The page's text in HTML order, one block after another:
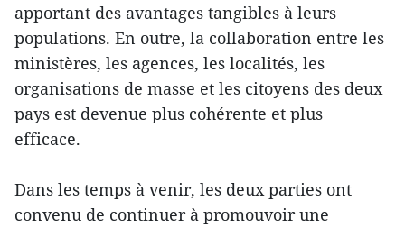
apportant des avantages tangibles à leurs
populations. En outre, la collaboration entre les
ministères, les agences, les localités, les
organisations de masse et les citoyens des deux
pays est devenue plus cohérente et plus
efficace.
Dans les temps à venir, les deux parties ont
convenu de continuer à promouvoir une